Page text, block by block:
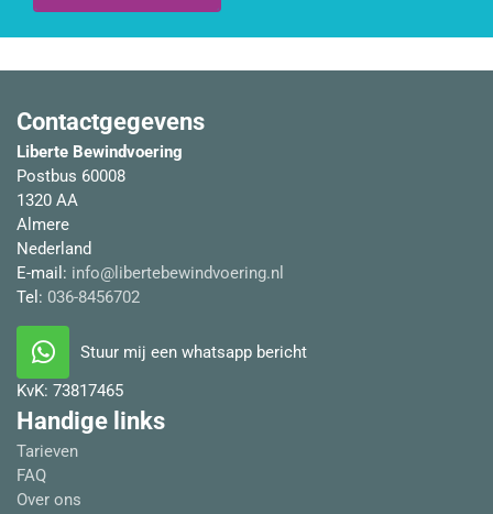
Contactgegevens
Liberte Bewindvoering
Postbus 60008
1320 AA
Almere
Nederland
E-mail: info@libertebewindvoering.nl
Tel: 036-8456702
Stuur mij een whatsapp bericht
KvK: 73817465
Handige links
Tarieven
FAQ
Over ons